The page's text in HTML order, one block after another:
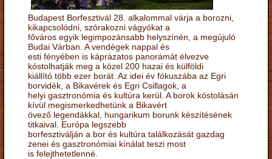
Budapest Borfesztivál 28. alkalommal várja a borozni,
kikapcsolódni, szórakozni vágyókat a
főváros egyik legimpozánsabb helyszínén, a megújuló
Budai Várban. A vendégek nappal és
esti fényében is káprázatos panorámát élvezve
kóstolhatják meg a közel 200 hazai és külföldi
kiállító több ezer borát. Az idei év fókuszába az Egri
borvidék, a Bikavérek és Egri Csillagok, a
helyi gasztronómia és kultúra kerül. A borok kóstolásán
kívül megismerkedhetünk a Bikavért
övező legendákkal, hungarikum borunk készítésének
titkaival. Európa legszebb
borfesztiválján a bor és kultúra találkozását gazdag
zenei és gasztronómiai kínálat teszi most
is felejthetetlenné.